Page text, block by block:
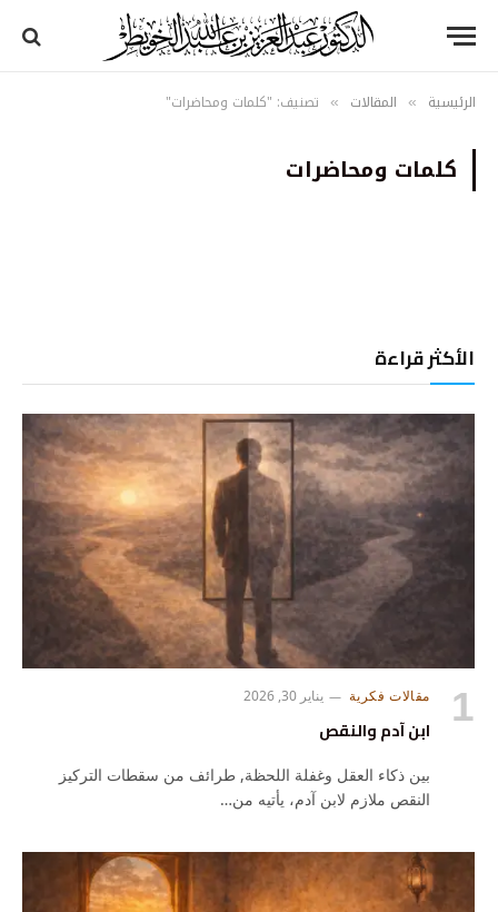
الرئيسية » المقالات » تصنيف: "كلمات ومحاضرات"
كلمات ومحاضرات
الأكثر قراءة
مقالات فكرية يناير 30, 2026
ابن آدم والنقص
بين ذكاء العقل وغفلة اللحظة, طرائف من سقطات التركيز
النقص ملازم لابن آدم، يأتيه من…